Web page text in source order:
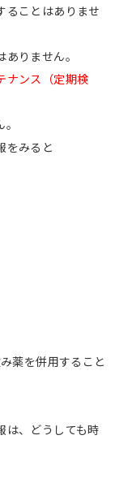
ることはありませ
りません。
ナンス（定期検
をみると
薬を併用すること
は、どうしても時